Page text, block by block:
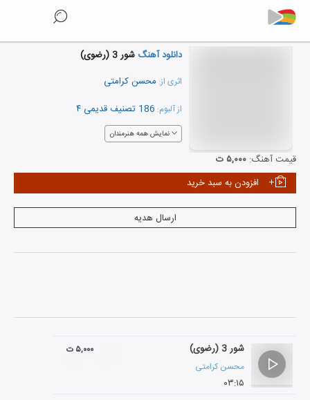
دانلود آهنگ شور 3 (رضوی)
اثری از: محسن کرامتی
از آلبوم: 186 تصنیف قدیمی ۴
نمایش همه هنرمندان
قیمت آهنگ: ۵,۰۰۰ ت
افزودن به سبد خرید
ارسال هدیه
شور 3 (رضوی)
محسن کرامتی
۰۳:۱۵
۵,۰۰۰ ت